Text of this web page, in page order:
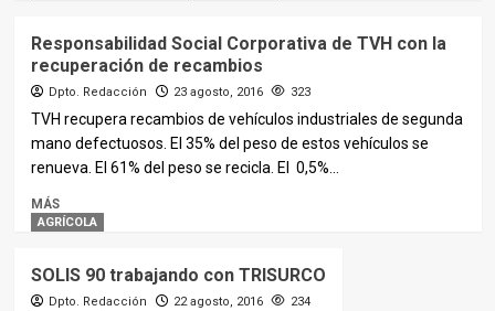
Responsabilidad Social Corporativa de TVH con la
recuperación de recambios
Dpto. Redacción 23 agosto, 2016 323
TVH recupera recambios de vehículos industriales de segunda
mano defectuosos. El 35% del peso de estos vehículos se
renueva. El 61% del peso se recicla. El 0,5%...
MÁS
AGRÍCOLA
SOLIS 90 trabajando con TRISURCO
Dpto. Redacción 22 agosto, 2016
234